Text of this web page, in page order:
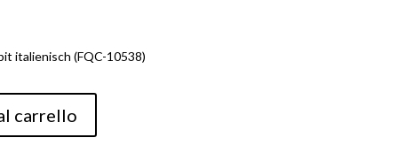
italienisch (FQC-10538)
carrello